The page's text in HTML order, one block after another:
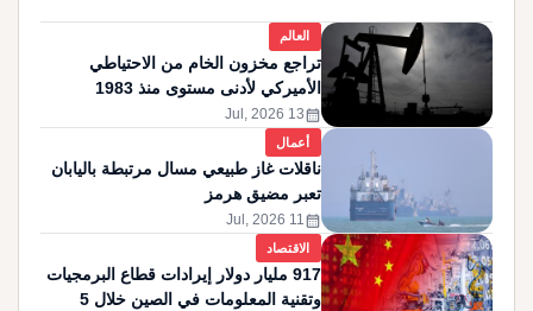
العالم
تراجع مخزون الخام من الاحتياطي
الأميركي لأدنى مستوى منذ 1983
calendar_month
13 Jul, 2026
أعمال
ناقلات غاز طبيعي مسال مرتبطة باليابان
تعبر مضيق هرمز
calendar_month
11 Jul, 2026
الاقتصاد
917 مليار دولار إيرادات قطاع البرمجيات
وتقنية المعلومات في الصين خلال 5